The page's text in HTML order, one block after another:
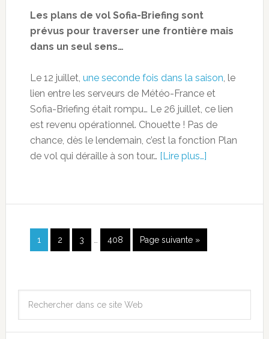
Les plans de vol Sofia-Briefing sont
prévus pour traverser une frontière mais
dans un seul sens…
Le 12 juillet, une seconde fois dans la saison , le
lien entre les serveurs de Météo-France et
Sofia-Briefing était rompu… Le 26 juillet, ce lien
est revenu opérationnel. Chouette ! Pas de
chance, dès le lendemain, c’est la fonction Plan
de vol qui déraille à son tour… [Lire plus…]
1 2 3 408 Page suivante »